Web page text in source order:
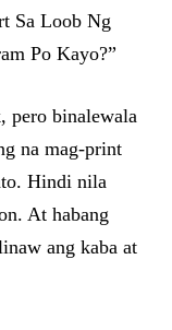
Sa Loob Ng
Po Kayo?”
pero binalewala
na mag-print
Hindi nila
At habang
ang kaba at